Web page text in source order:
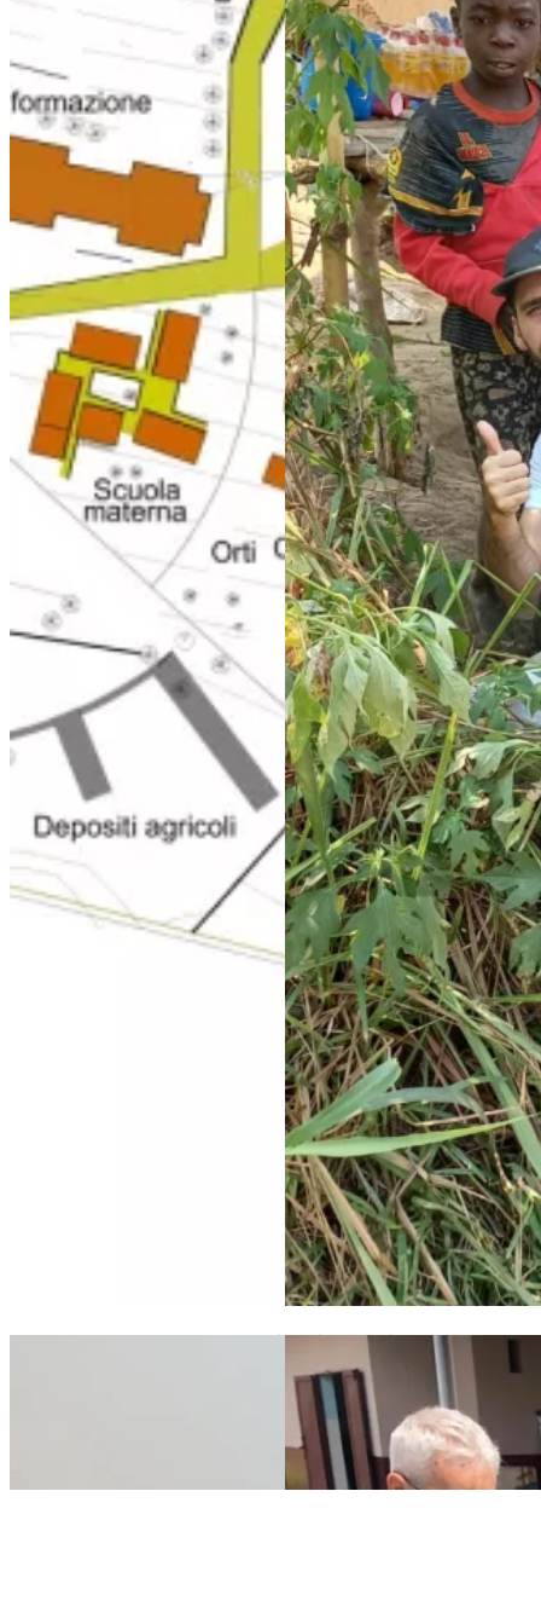
Maison de Paix : nouveau plan, état d’avancement des
Vidéo de présentation du